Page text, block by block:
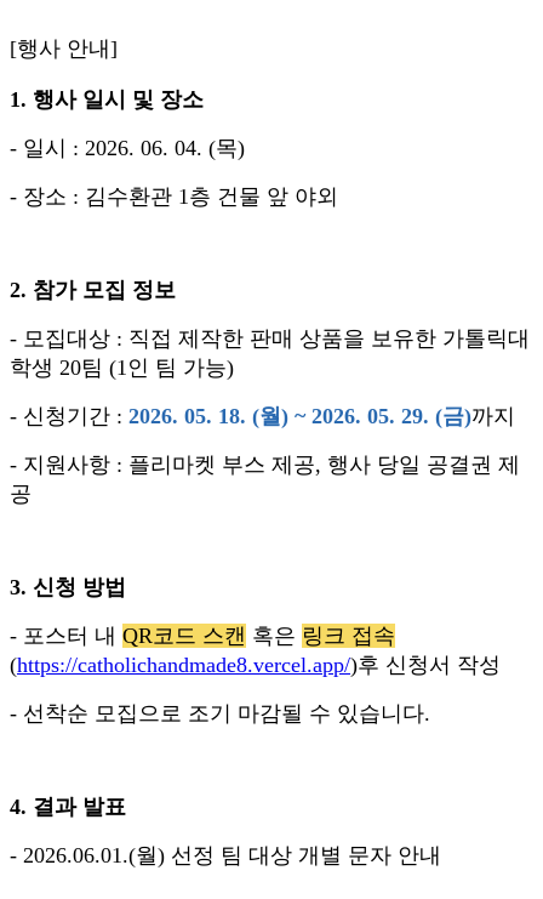
[행사 안내]
1. 행사 일시 및 장소
- 일시 : 2026. 06. 04. (목)
- 장소 : 김수환관 1층 건물 앞 야외
2. 참가 모집 정보
- 모집대상 : 직접 제작한 판매 상품을 보유한 가톨릭대
학생 20팀 (1인 팀 가능)
- 신청기간 : 2026. 05. 18. (월) ~ 2026. 05. 29. (금)까지
- 지원사항 : 플리마켓 부스 제공, 행사 당일 공결권 제
공
3. 신청 방법
- 포스터 내 QR코드 스캔 혹은 링크 접속
(https://catholichandmade8.vercel.app/)후 신청서 작성
- 선착순 모집으로 조기 마감될 수 있습니다.
4. 결과 발표
- 2026.06.01.(월) 선정 팀 대상 개별 문자 안내